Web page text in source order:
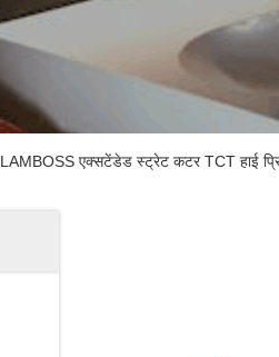
LAMBOSS एक्सटेंडेड स्ट्रेट कटर TCT हाई